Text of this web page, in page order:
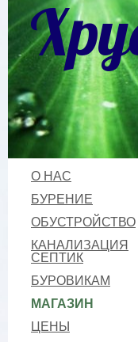
О НАС
БУРЕНИЕ
ОБУСТРОЙСТВО
КАНАЛИЗАЦИЯ
СЕПТИК
БУРОВИКАМ
МАГАЗИН
ЦЕНЫ